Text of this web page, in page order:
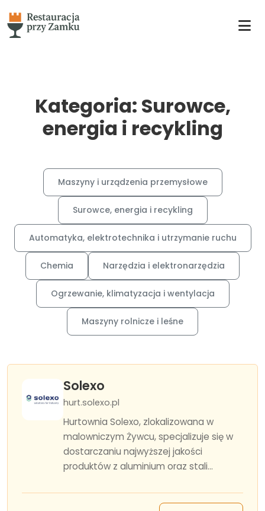
Kategoria: Surowce,
energia i recykling
Maszyny i urządzenia przemysłowe
Surowce, energia i recykling
Automatyka, elektrotechnika i utrzymanie ruchu
Chemia Narzędzia i elektronarzędzia
Ogrzewanie, klimatyzacja i wentylacja
Maszyny rolnicze i leśne
Solexo
hurt.solexo.pl
Hurtownia Solexo, zlokalizowana w
malowniczym Żywcu, specjalizuje się w
dostarczaniu najwyższej jakości
produktów z aluminium oraz stali...